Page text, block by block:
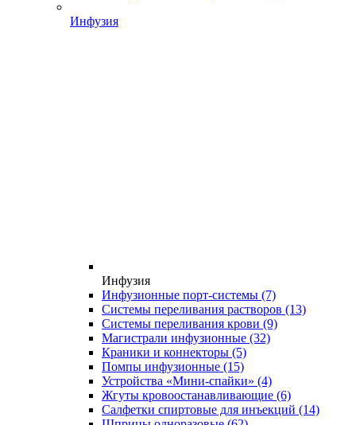
Инфузия
Инфузия
Инфузионные порт-системы (7)
Системы переливания растворов (13)
Системы переливания крови (9)
Магистрали инфузионные (32)
Краники и коннекторы (5)
Помпы инфузионные (15)
Устройства «Мини-спайки» (4)
Жгуты кровоостанавливающие (6)
Салфетки спиртовые для инъекций (14)